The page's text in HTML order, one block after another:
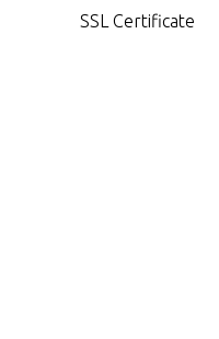
SSL Certificate